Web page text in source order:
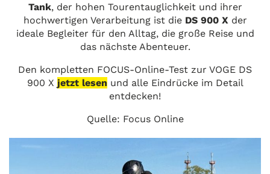
Tank, der hohen Tourentauglichkeit und ihrer
hochwertigen Verarbeitung ist die DS 900 Xder
ideale Begleiter für den Alltag, die große Reise und
das nächste Abenteuer.
Den kompletten FOCUS-Online-Test zur VOGE DS
900 X jetzt lesen und alle Eindrücke im Detail
entdecken!
Quelle: Focus Online